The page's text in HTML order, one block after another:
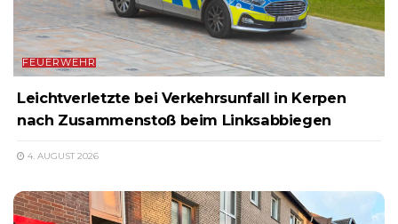
FEUERWEHR
Leichtverletzte bei Verkehrsunfall in Kerpen
nach Zusammenstoß beim Linksabbiegen
4. AUGUST 2026